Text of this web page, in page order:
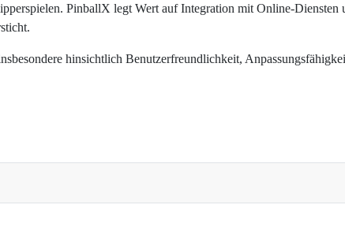
PinballX legt Wert auf Integration mit Online-Diensten
hinsichtlich Benutzerfreundlichkeit,